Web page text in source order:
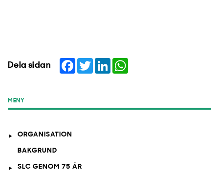
Dela sidan Facebook
TwitterLinkedIn
MENY
ORGANISATION
BAKGRUND
SLC GENOM 75 ÅR